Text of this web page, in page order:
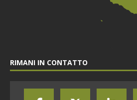
RIMANI IN CONTATTO